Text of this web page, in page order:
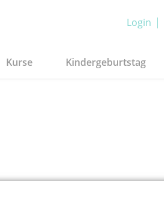
Login
Kurse Kindergeburtstag